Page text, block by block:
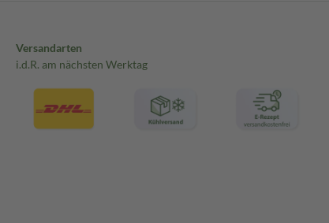
Versandarten
i.d.R. am nächsten Werktag